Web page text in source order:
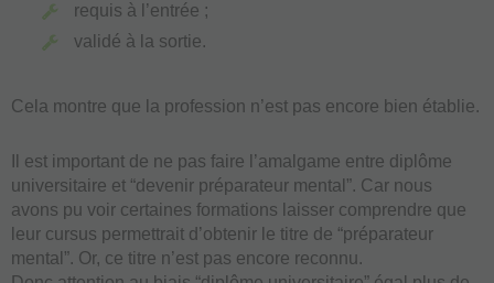
requis à l’entrée ;
validé à la sortie.
Cela montre que la profession n’est pas encore bien établie.
Il est important de ne pas faire l’amalgame entre diplôme
universitaire et “devenir préparateur mental”. Car nous
avons pu voir certaines formations laisser comprendre que
leur cursus permettrait d’obtenir le titre de “préparateur
mental”. Or, ce titre n’est pas encore reconnu.